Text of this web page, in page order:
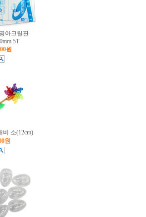
아크릴판
5T
원
비 소(12cm)
원